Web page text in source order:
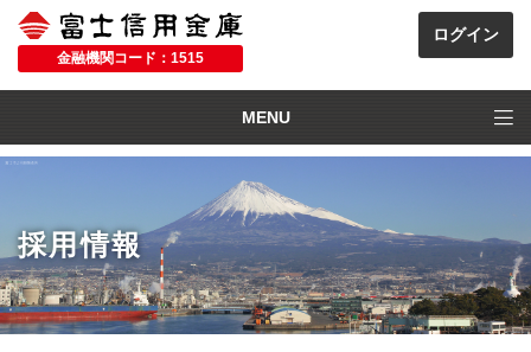
金融機関コード：1515
MENU
採用情報